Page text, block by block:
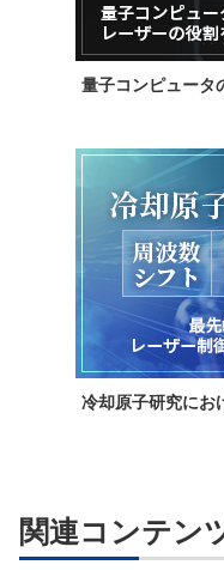
量子コンピュータ
冷却原子研究にお
関連コンテン